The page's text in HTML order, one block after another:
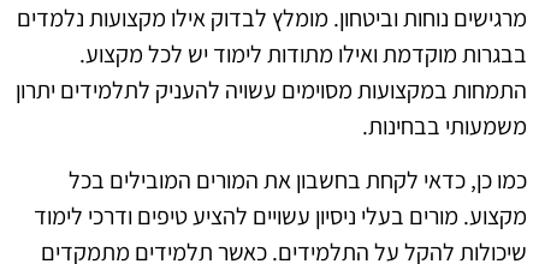
מרגישים נוחות וביטחון. מומלץ לבדוק אילו מקצועות נלמדים
בבגרות מוקדמת ואילו מתודות לימוד יש לכל מקצוע.
התמחות במקצועות מסוימים עשויה להעניק לתלמידים יתרון
משמעותי בבחינות.
כמו כן, כדאי לקחת בחשבון את המורים המובילים בכל
מקצוע. מורים בעלי ניסיון עשויים להציע טיפים ודרכי לימוד
שיכולות להקל על התלמידים. כאשר תלמידים מתמקדים